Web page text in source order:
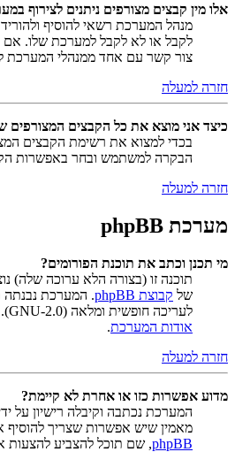
אלו מין קבצים מצורפים ניתנים לצירוף
מנהל המערכת רשאי להוסיף ולהוריד
לקבל או לא לקבל למערכת שלו. אם
צור קשר עם אחד ממנהלי המערכת
חזרה למעלה
כיצד אני מוצא את כל הקבצים המצורפים
בכדי למצוא את רשימת הקבצים
הבקרה למשתמש ובחר באפשרות
חזרה למעלה
מערכת phpBB
מי תכנן וכתב את תוכנת הפורומים?
תוכנה זו (בצורה הלא ערוכה שלה)
של קבוצת phpBB
. המערכת נבנתה
לעריכה חופשית ומלאה (GNU-2.0). לפרטים נוספים בקרו בעמוד
אודות המערכת.
חזרה למעלה
מדוע אפשרות כזו או אחרת לא קיימת?
מאמין שיש אפשרות שצריך להוסיף
phpBB, שם תוכל להצביע להצעות